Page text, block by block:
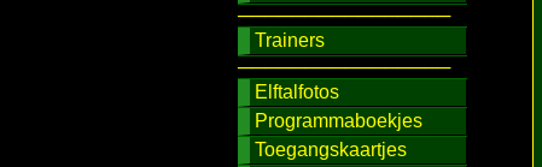
────────────────
Trainers
────────────────
Elftalfotos
Programmaboekjes
Toegangskaartjes